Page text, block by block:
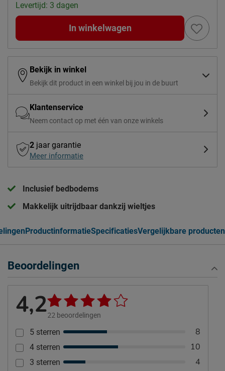
Levertijd: 3 dagen
In winkelwagen
Bekijk in winkel
Bekijk dit product in een winkel bij jou in de buurt
Klantenservice
Neem contact op met één van onze winkels
2 jaar garantie
Meer informatie
Inclusief bedbodems
Makkelijk uitrijdbaar dankzij wieltjes
ProductinformatieSpecificatiesVergelijkbare producten
Beoordelingen
4,222 beoordelingen
5 sterren 8
4 sterren 10
3 sterren 4